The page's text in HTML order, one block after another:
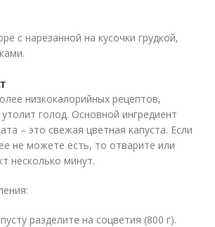
с нарезанной на кусочки грудкой,
низкокалорийных рецептов,
голод. Основной ингредиент
– это свежая цветная капуста. Если
не можете есть, то отварите или
несколько минут.
разделите на соцветия (800 г).